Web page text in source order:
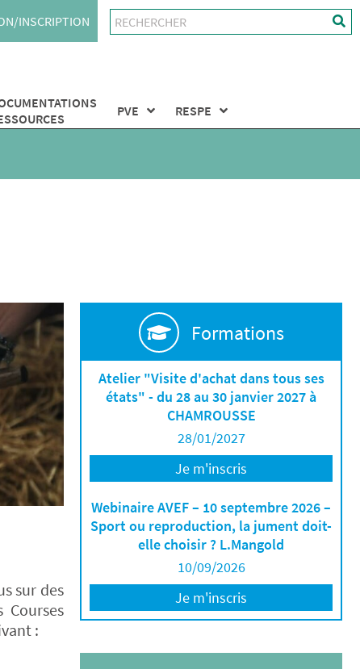
INSCRIPTION
PVE RESPE
sur des
:
Formations
Atelier "Visite d'achat dans tous ses
états" - du 28 au 30 janvier 2027 à
CHAMROUSSE
28/01/2027
Je m'inscris
Webinaire AVEF – 10 septembre 2026 –
Sport ou reproduction, la jument doit-
elle choisir ? L.Mangold
10/09/2026
Je m'inscris